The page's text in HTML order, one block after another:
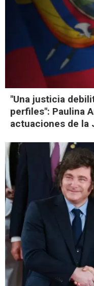
"Una justicia
perfiles": Paulina
actuaciones de la